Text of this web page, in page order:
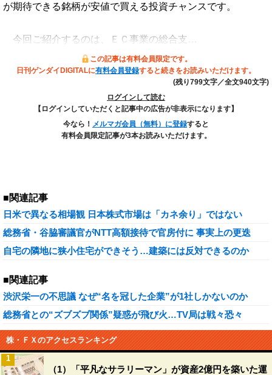
が期待できる銘柄が安値で買える投資チャンスです。
今回ご紹介するのは、ＥＣ事業の総合支…
この記事は有料会員限定です。
日刊ゲンダイDIGITALに有料会員登録すると続きをお読みいただけます。
(残り799文字／全文940文字)
ログインして読む
【ログインしていただくと記事中の広告が非表示になります】
今なら！ メルマガ会員（無料）に登録すると
有料会員限定記事が3本お読みいただけます。
■関連記事
日米で異なる相場観 日本株式市場は「カネ余り」ではない
総務省・谷脇審議官がNTT高額接待で官房付に 事実上の更迭
自宅の隣地に狭小住宅ができそう…建築には反対できるのか
■関連記事
渋沢栄一の不思議 なぜ“名を冠した企業”が1社しかないのか
総務省との“ズブズブ関係”疑惑が飛び火…TV局は戦々恐々
株・ＦＸのアクセスランキング
（1）「平凡なサラリーマン」が資産2億円を築いた運
1